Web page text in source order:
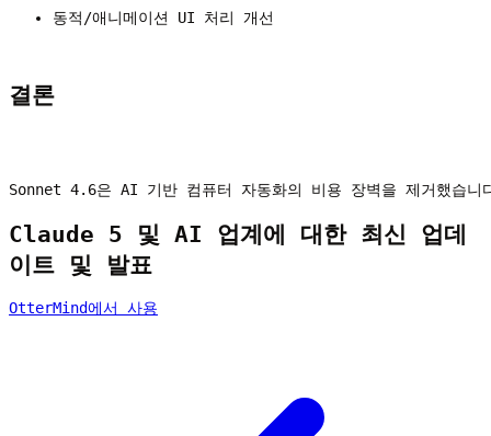
동적/애니메이션 UI 처리 개선
결론
Sonnet 4.6은 AI 기반 컴퓨터 자동화의 비용 장벽을 제거했습
Claude 5 및 AI 업계에 대한 최신 업데
이트 및 발표
OtterMind에서 사용